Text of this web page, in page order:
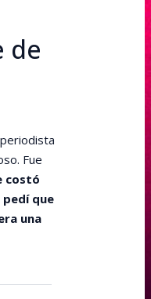
de
Fue
costó
que
una